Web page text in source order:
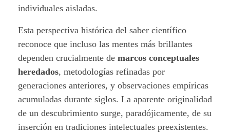
l
p
r
o
g
r
individuales aisladas.
Esta perspectiva histórica del saber científico
reconoce que incluso las mentes más brillantes
dependen crucialmente de marcos conceptuales
heredados, metodologías refinadas por
generaciones anteriores, y observaciones empíricas
acumuladas durante siglos. La aparente originalidad
de un descubrimiento surge, paradójicamente, de su
inserción en tradiciones intelectuales preexistentes.